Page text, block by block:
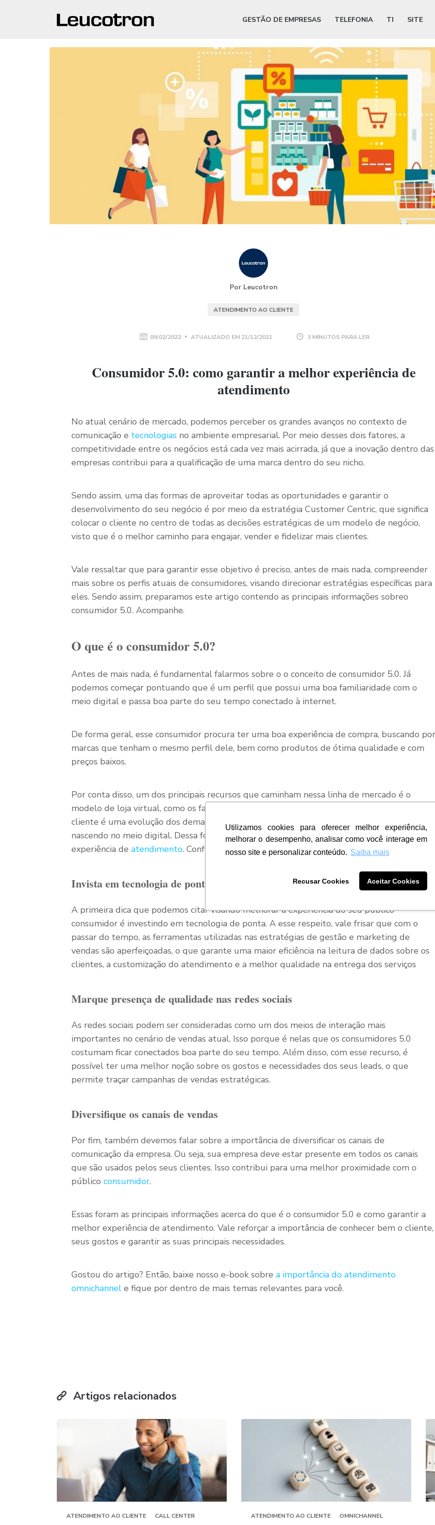
Utilizamos cookies para oferecer melhor experiência,
melhorar o desempenho, analisar como você interage em
nosso site e personalizar conteúdo. Saiba mais
Recusar Cookies Aceitar Cookies
GESTÃO DE EMPRESAS TELEFONIA TI SITE
Por Leucotron
ATENDIMENTO AO CLIENTE
09/02/2022 ATUALIZADO EM 21/12/2021 3 MINUTOS PARA LER
Consumidor 5.0: como garantir a melhor experiência de
atendimento
No atual cenário de mercado, podemos perceber os grandes avanços no contexto de
comunicação e tecnologias no ambiente empresarial. Por meio desses dois fatores, a
competitividade entre os negócios está cada vez mais acirrada, já que a inovação dentro das
empresas contribui para a qualificação de uma marca dentro do seu nicho.
Sendo assim, uma das formas de aproveitar todas as oportunidades e garantir o
desenvolvimento do seu negócio é por meio da estratégia Customer Centric, que significa
colocar o cliente no centro de todas as decisões estratégicas de um modelo de negócio,
visto que é o melhor caminho para engajar, vender e fidelizar mais clientes.
Vale ressaltar que para garantir esse objetivo é preciso, antes de mais nada, compreender
mais sobre os perfis atuais de consumidores, visando direcionar estratégias específicas para
eles. Sendo assim, preparamos este artigo contendo as principais informações sobreo
consumidor 5.0. Acompanhe.
O que é o consumidor 5.0?
Antes de mais nada, é fundamental falarmos sobre o o conceito de consumidor 5.0. Já
podemos começar pontuando que é um perfil que possui uma boa familiaridade com o
meio digital e passa boa parte do seu tempo conectado à internet.
De forma geral, esse consumidor procura ter uma boa experiência de compra, buscando por
marcas que tenham o mesmo perfil dele, bem como produtos de ótima qualidade e com
preços baixos.
Por conta disso, um dos principais recursos que caminham nessa linha de mercado é o
modelo de loja virtual, como os famosos e-commerces. Vale destacar que esse perfil de
cliente é uma evolução dos demais tipos de leads, pois fazem parte da geração Y e Z, já
nascendo no meio digital. Dessa forma, é fundamental saber como garantir a melhor
experiência de atendimento. Confira algumas dicas.
Invista em tecnologia de ponta
A primeira dica que podemos citar visando melhorar a experiência do seu público
consumidor é investindo em tecnologia de ponta. A esse respeito, vale frisar que com o
passar do tempo, as ferramentas utilizadas nas estratégias de gestão e marketing de
vendas são aperfeiçoadas, o que garante uma maior eficiência na leitura de dados sobre os
clientes, a customização do atendimento e a melhor qualidade na entrega dos serviços
Marque presença de qualidade nas redes sociais
As redes sociais podem ser consideradas como um dos meios de interação mais
importantes no cenário de vendas atual. Isso porque é nelas que os consumidores 5.0
costumam ficar conectados boa parte do seu tempo. Além disso, com esse recurso, é
possível ter uma melhor noção sobre os gostos e necessidades dos seus leads, o que
permite traçar campanhas de vendas estratégicas.
Diversifique os canais de vendas
Por fim, também devemos falar sobre a importância de diversificar os canais de
comunicação da empresa. Ou seja, sua empresa deve estar presente em todos os canais
que são usados pelos seus clientes. Isso contribui para uma melhor proximidade com o
público consumidor.
Essas foram as principais informações acerca do que é o consumidor 5.0 e como garantir a
melhor experiência de atendimento. Vale reforçar a importância de conhecer bem o cliente,
seus gostos e garantir as suas principais necessidades.
Gostou do artigo? Então, baixe nosso e-book sobre a importância do atendimento
omnichannel e fique por dentro de mais temas relevantes para você.
Artigos relacionados
ATENDIMENTO AO CLIENTE CALL CENTER ATENDIMENTO AO CLIENTE OMNICHANNEL